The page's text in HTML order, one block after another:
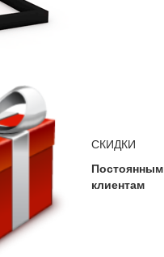
СКИДКИ
Постоянным
клиентам